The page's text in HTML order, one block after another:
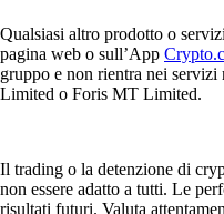
Qualsiasi altro prodotto o
pagina web o sull’App
gruppo e non rientra nei
Limited o Foris MT Limited.
Il trading o la detenzione di
non essere adatto a tutti. Le
risultati futuri. Valuta